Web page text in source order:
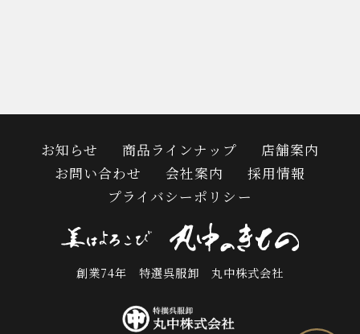
お知らせ 商品ラインナップ
店舗案内
お問い合わせ
会社案内
採用情報
プライバシーポリシー
創業74年 特選呉服卸 丸中株式会社